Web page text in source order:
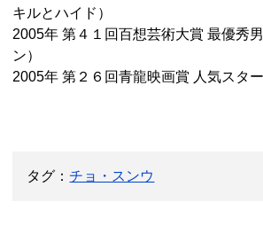
キルとハイド）
2005年 第４１回百想芸術大賞 最優秀
ン）
2005年 第２６回青龍映画賞 人気スタ
タグ：チョ・スンウ